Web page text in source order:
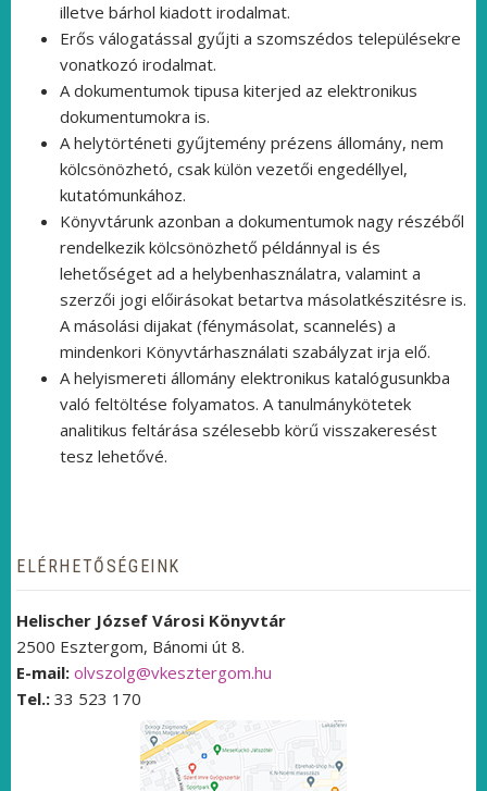
illetve bárhol kiadott irodalmat.
Erős válogatással gyűjti a szomszédos településekre
vonatkozó irodalmat.
A dokumentumok tipusa kiterjed az elektronikus
dokumentumokra is.
A helytörténeti gyűjtemény prézens állomány, nem
kölcsönözhetó, csak külön vezetői engedéllyel,
kutatómunkához.
Könyvtárunk azonban a dokumentumok nagy részéből
rendelkezik kölcsönözhető példánnyal is és
lehetőséget ad a helybenhasználatra, valamint a
szerzői jogi előirásokat betartva másolatkészitésre is.
A másolási dijakat (fénymásolat, scannelés) a
mindenkori Könyvtárhasználati szabályzat irja elő.
A helyismereti állomány elektronikus katalógusunkba
való feltöltése folyamatos. A tanulmánykötetek
analitikus feltárása szélesebb körű visszakeresést
tesz lehetővé.
ELÉRHETŐSÉGEINK
Helischer József Városi Könyvtár
2500 Esztergom, Bánomi út 8.
E-mail: olvszolg@vkesztergom.hu
Tel.: 33 523 170